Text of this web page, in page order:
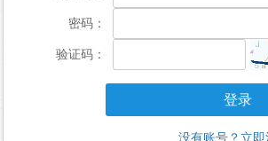
密码：
验证码：
没有账号？立即